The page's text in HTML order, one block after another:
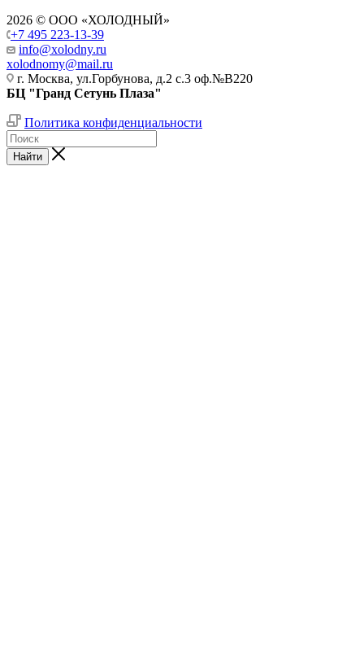
2026 © ООО «ХОЛОДНЫЙ»
+7 495 223-13-39
info@xolodny.ru
xolodnomy@mail.ru
г. Москва, ул.Горбунова, д.2 с.3 оф.№В220
БЦ "Гранд Сетунь Плаза"
Политика конфиденциальности
Найти